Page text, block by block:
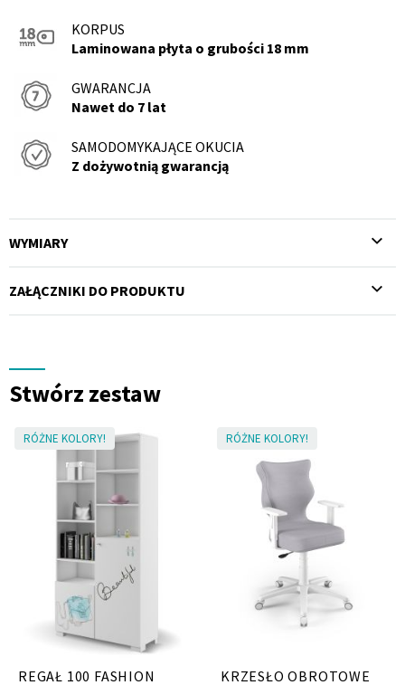
KORPUS
Laminowana płyta o grubości 18 mm
GWARANCJA
Nawet do 7 lat
SAMODOMYKAJĄCE OKUCIA
Z dożywotnią gwarancją
WYMIARY
ZAŁĄCZNIKI DO PRODUKTU
Stwórz zestaw
RÓŻNE KOLORY!
REGAŁ 100 FASHION
RÓŻNE KOLORY!
KRZESŁO OBROTOWE